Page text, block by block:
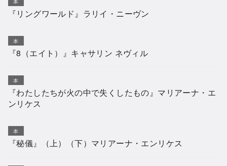
『リングワールド』ラリイ・ニーヴン
本
『8（エイト）』キャサリン ネヴィル
本
『わたしたちが火の中で失くしたもの』マリアーナ・エ
ンリケス
本
『秘儀』（上）（下）マリアーナ・エンリケス